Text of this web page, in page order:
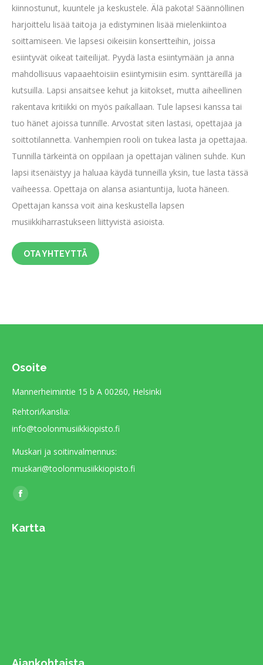
kiinnostunut, kuuntele ja keskustele. Älä pakota! Säännöllinen
harjoittelu lisää taitoja ja edistyminen lisää mielenkiintoa
soittamiseen. Vie lapsesi oikeisiin konsertteihin, joissa
esiintyvät oikeat taiteilijat. Pyydä lasta esiintymään ja anna
mahdollisuus vapaaehtoisiin esiintymisiin esim. synttäreillä ja
kutsuilla. Lapsi ansaitsee kehut ja kiitokset, mutta aiheellinen
rakentava kritiikki on myös paikallaan. Tule lapsesi kanssa tai
tuo hänet ajoissa tunnille. Arvostat siten lastasi, opettajaa ja
soittotilannetta. Vanhempien rooli on tukea lasta ja opettajaa.
Tunnilla tärkeintä on oppilaan ja opettajan välinen suhde. Kun
lapsi itsenäistyy ja haluaa käydä tunneilla yksin, tue lasta tässä
vaiheessa. Opettaja on alansa asiantuntija, luota häneen.
Opettajan kanssa voit aina keskustella lapsen
musiikkiharrastukseen liittyvistä asioista.
OTA YHTEYTTÄ
Osoite
Mannerheimintie 15 b A 00260, Helsinki
Rehtori/kanslia:
info@toolonmusiikkiopisto.fi
Muskari ja soitinvalmennus:
muskari@toolonmusiikkiopisto.fi
Find us on:
Facebook
opens
Kartta